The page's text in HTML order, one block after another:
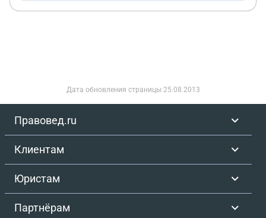
Дата обновления страницы 25.08.2013
Правовед.ru
Клиентам
Юристам
Партнёрам